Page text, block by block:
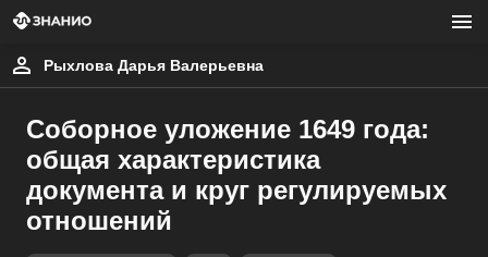
Рыхлова Дарья Валерьевна
Соборное уложение 1649 года:
общая характеристика
документа и круг регулируемых
отношений